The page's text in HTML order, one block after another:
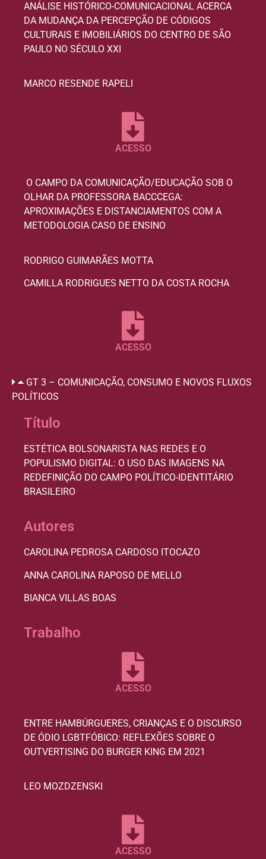
ANÁLISE HISTÓRICO-COMUNICACIONAL ACERCA
DA MUDANÇA DA PERCEPÇÃO DE CÓDIGOS
CULTURAIS E IMOBILIÁRIOS DO CENTRO DE SÃO
PAULO NO SÉCULO XXI
MARCO RESENDE RAPELI
ACESSO
O CAMPO DA COMUNICAÇÃO/EDUCAÇÃO SOB O
OLHAR DA PROFESSORA BACCCEGA:
APROXIMAÇÕES E DISTANCIAMENTOS COM A
METODOLOGIA CASO DE ENSINO
RODRIGO GUIMARÃES MOTTA
CAMILLA RODRIGUES NETTO DA COSTA ROCHA
ACESSO
GT 3 – COMUNICAÇÃO, CONSUMO E NOVOS FLUXOS
POLÍTICOS
Título
ESTÉTICA BOLSONARISTA NAS REDES E O
POPULISMO DIGITAL: O USO DAS IMAGENS NA
REDEFINIÇÃO DO CAMPO POLÍTICO-IDENTITÁRIO
BRASILEIRO
Autores
CAROLINA PEDROSA CARDOSO ITOCAZO
ANNA CAROLINA RAPOSO DE MELLO
BIANCA VILLAS BOAS
Trabalho
ACESSO
ENTRE HAMBÚRGUERES, CRIANÇAS E O DISCURSO
DE ÓDIO LGBTFÓBICO: REFLEXÕES SOBRE O
OUTVERTISING DO BURGER KING EM 2021
LEO MOZDZENSKI
ACESSO